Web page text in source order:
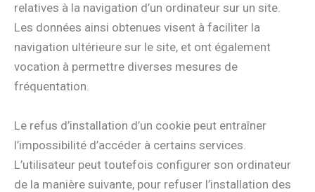
relatives à la navigation d’un ordinateur sur un site.
Les données ainsi obtenues visent à faciliter la
navigation ultérieure sur le site, et ont également
vocation à permettre diverses mesures de
fréquentation.
Le refus d’installation d’un cookie peut entraîner
l’impossibilité d’accéder à certains services.
L’utilisateur peut toutefois configurer son ordinateur
de la manière suivante, pour refuser l’installation des